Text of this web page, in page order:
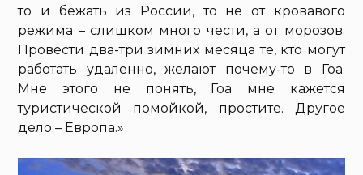
то и бежать из России, то не от кровавого
режима – слишком много чести, а от морозов.
Провести два-три зимних месяца те, кто могут
работать удаленно, желают почему-то в Гоа.
Мне этого не понять, Гоа мне кажется
туристической помойкой, простите. Другое
дело – Европа.»